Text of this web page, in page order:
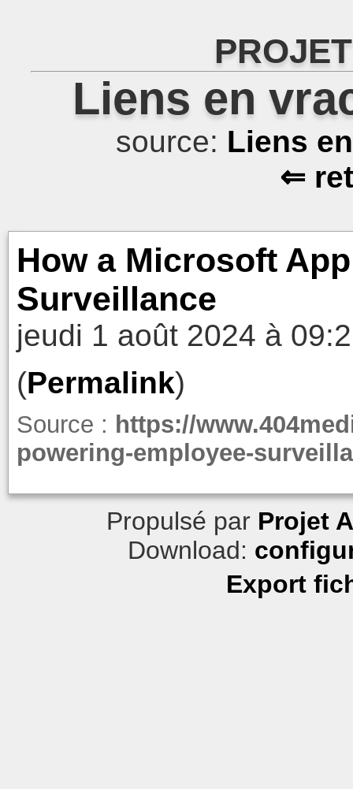
Liens en
source: Liens
⇐
How a Microsoft
Surveillance
jeudi 1 août 2024 à
(Permalink)
Source : https://
powering-employee-
Propulsé par Projet
Download:
Export